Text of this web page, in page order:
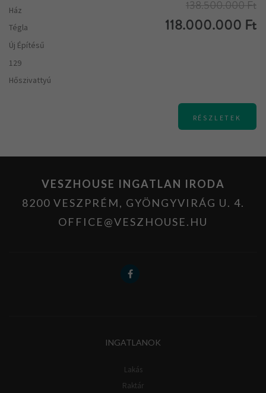
Ház
Tégla
Új Építésű
129
Hőszivattyú
138.500.000 Ft
118.000.000 Ft
RÉSZLETEK
VESZHOUSE INGATLAN IRODA
8200 VESZPRÉM, GYÖNGYVIRÁG U. 4.
OFFICE@VESZHOUSE.HU
INGATLANOK
Lakás
Raktár